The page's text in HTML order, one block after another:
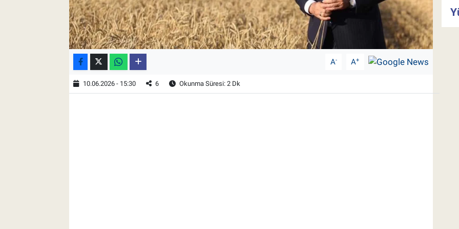
A- A+
10.06.2026 - 15:30 6 Okunma Süresi: 2 Dk